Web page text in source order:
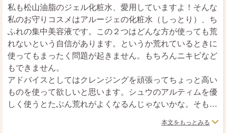
私も松山油脂のジェル化粧水、愛用していますよ！そんな
私のお守りコスメはアルージェの化粧水（しっとり）、ち
ふれの集中美容液です。この２つはどんな方が使っても荒
れないという自信があります。というか荒れているときに
使ってもまったく問題が起きません。もちろんニキビなど
もできません。
アドバイスとしてはクレンジングを頑張ってちょっと高い
ものを使って欲しいと思います。シュウのアルティムを優
しく使うとたぶん荒れがよくなるんじゃないかな。そもそ
ドゥのミルククレンジングなどで落とすとたぶんもっと荒
本文をもっとみる